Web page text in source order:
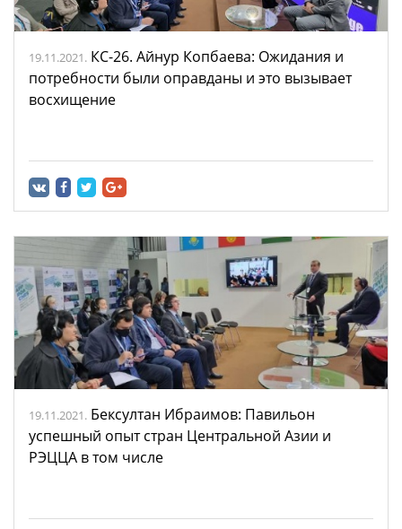
19.11.2021. КС-26. Айнур Копбаева: Ожидания и
потребности были оправданы и это вызывает
восхищение
19.11.2021. Бексултан Ибраимов: Павильон
успешный опыт стран Центральной Азии и
РЭЦЦА в том числе